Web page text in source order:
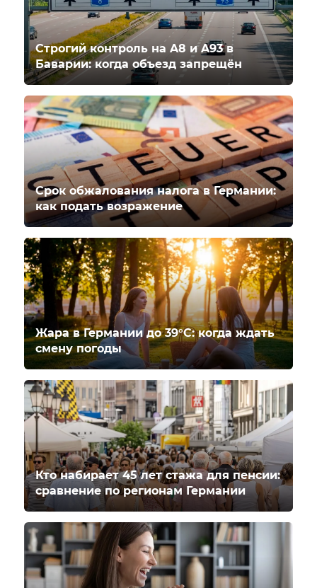
Строгий контроль на A8 и A93 в
Баварии: когда объезд запрещён
Срок обжалования налога в Германии:
как подать возражение
Жара в Германии до 39°C: когда ждать
смену погоды
Кто набирает 45 лет стажа для пенсии:
сравнение по регионам Германии